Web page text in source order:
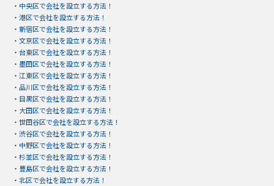
・ 中央区で会社を設立する方法！
・ 港区で会社を設立する方法！
・ 新宿区で会社を設立する方法！
・ 文京区で会社を設立する方法！
・ 台東区で会社を設立する方法！
・ 墨田区で会社を設立する方法！
・ 江東区で会社を設立する方法！
・ 品川区で会社を設立する方法！
・ 目黒区で会社を設立する方法！
・ 大田区で会社を設立する方法！
・ 世田谷区で会社を設立する方法！
・ 渋谷区で会社を設立する方法！
・ 中野区で会社を設立する方法！
・ 杉並区で会社を設立する方法！
・ 豊島区で会社を設立する方法！
・ 北区で会社を設立する方法！